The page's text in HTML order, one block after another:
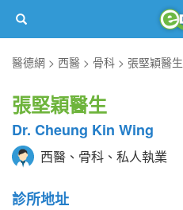
醫德網
西醫 骨科 張堅穎醫生
張堅穎醫生
Dr. Cheung Kin Wing
西醫、骨科、私人執業
診所地址